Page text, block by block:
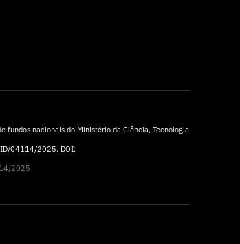
fundos nacionais do Ministério da Ciência, Tecnologia
04114/2025. DOI:
2025